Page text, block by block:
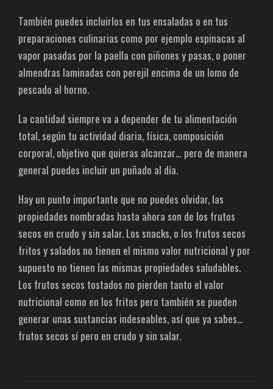
También puedes incluirlos en tus ensaladas o en tus
preparaciones culinarias como por ejemplo espinacas al
vapor pasadas por la paella con piñones y pasas, o poner
almendras laminadas con perejil encima de un lomo de
pescado al horno.
La cantidad siempre va a depender de tu alimentación
total, según tu actividad diaria, física, composición
corporal, objetivo que quieras alcanzar… pero de manera
general puedes incluir un puñado al día.
Hay un punto importante que no puedes olvidar, las
propiedades nombradas hasta ahora son de los frutos
secos en crudo y sin salar. Los snacks, o los frutos secos
fritos y salados no tienen el mismo valor nutricional y por
supuesto no tienen las mismas propiedades saludables.
Los frutos secos tostados no pierden tanto el valor
nutricional como en los fritos pero también se pueden
generar unas sustancias indeseables, así que ya sabes…
frutos secos sí pero en crudo y sin salar.